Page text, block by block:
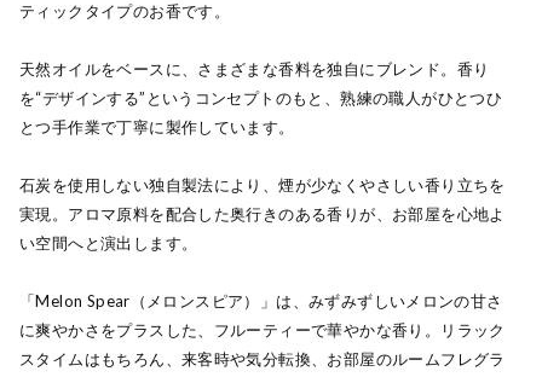
ティックタイプのお香です。
天然オイルをベースに、さまざまな香料を独自にブレンド。香り
を“デザインする”というコンセプトのもと、熟練の職人がひとつひ
とつ手作業で丁寧に製作しています。
石炭を使用しない独自製法により、煙が少なくやさしい香り立ちを
実現。アロマ原料を配合した奥行きのある香りが、お部屋を心地よ
い空間へと演出します。
「Melon Spear（メロンスピア）」は、みずみずしいメロンの甘さ
に爽やかさをプラスした、フルーティーで華やかな香り。リラック
スタイムはもちろん、来客時や気分転換、お部屋のルームフレグラ